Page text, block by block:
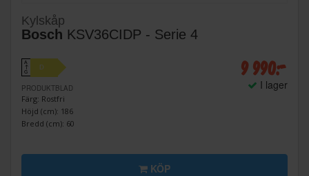
Kylskåp
Bosch KSV36CIDP - Serie 4
A
↑
G
D
PRODUKTBLAD
Färg: Rostfri
Höjd (cm): 186
Bredd (cm): 60
9 990:-
I lager
KÖP